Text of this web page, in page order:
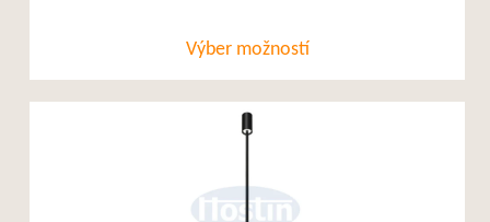
Výber možností